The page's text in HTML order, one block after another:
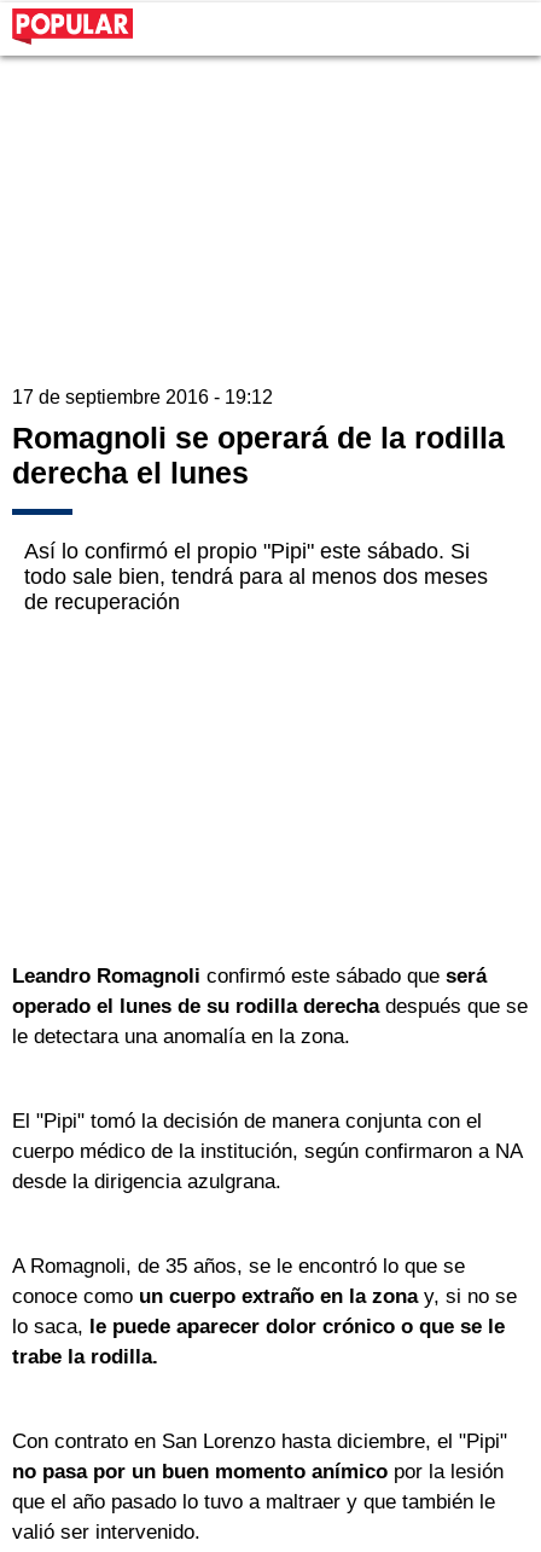
17 de septiembre 2016 - 19:12
Romagnoli se operará de la rodilla
derecha el lunes
Así lo confirmó el propio "Pipi" este sábado. Si
todo sale bien, tendrá para al menos dos meses
de recuperación
Leandro Romagnoli confirmó este sábado que será
operado el lunes de su rodilla derecha después que se
le detectara una anomalía en la zona.
El "Pipi" tomó la decisión de manera conjunta con el
cuerpo médico de la institución, según confirmaron a NA
desde la dirigencia azulgrana.
A Romagnoli, de 35 años, se le encontró lo que se
conoce como un cuerpo extraño en la zonay, si no se
lo saca, le puede aparecer dolor crónico o que se le
trabe la rodilla.
Con contrato en San Lorenzo hasta diciembre, el "Pipi"
no pasa por un buen momento anímico por la lesión
que el año pasado lo tuvo a maltraer y que también le
valió ser intervenido.